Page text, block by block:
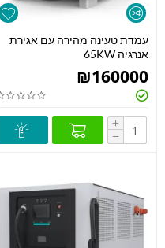
עמדת טעינה מהירה עם אגירת
אנרגיה 65KW
₪160000
+
−